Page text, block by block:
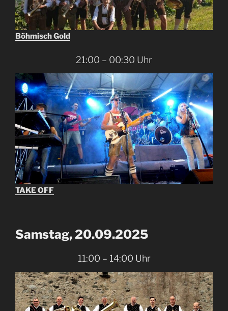
Böhmisch Gold
21:00 – 00:30 Uhr
TAKE OFF
Samstag, 20.09.2025
11:00 – 14:00 Uhr